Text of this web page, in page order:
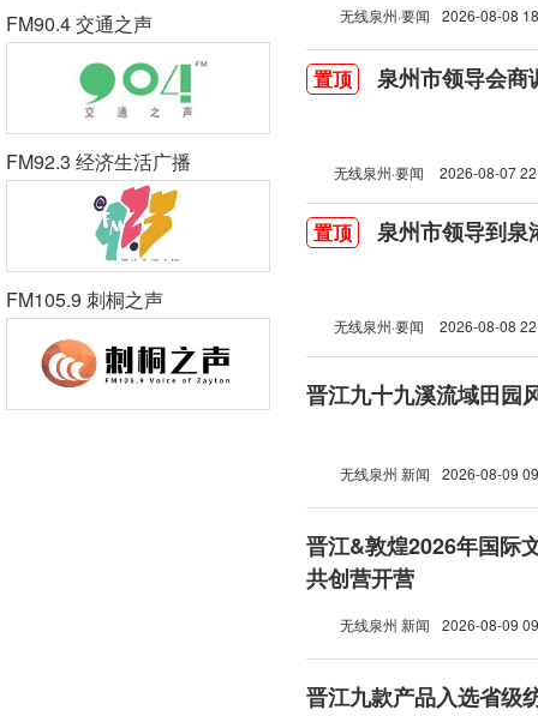
FM90.4 交通之声
FM92.3 经济生活广播
FM105.9 刺桐之声
无线泉州·要闻 2026-08-08
置顶 泉州市领导会商
无线泉州·要闻 2026-08-07
置顶 泉州市领导到泉
无线泉州·要闻 2026-08-08
晋江九十九溪流域田园
无线泉州 新闻 2026-08-09
晋江&敦煌2026年国际
共创营开营
无线泉州 新闻 2026-08-09
晋江九款产品入选省级